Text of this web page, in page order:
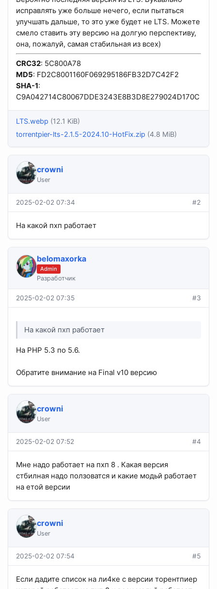
исправлять уже больше нечего, если пытаться
улучшать дальше, то это уже будет не LTS. Можете
смело ставить эту версию на долгую перспективу,
она, пожалуй, самая стабильная из всех)
CRC32: 5C800A78
MD5: FD2C8001160F069295186FB32D7C42F2
SHA-1:
C9A042714C80067DDE3243E8B3D8E279024D170C
LTS.webp (12.1 KiB)
torrentpier-lts-2.1.5-2024.10-HotFix.zip (4.8 MiB)
crowni
User
2025-02-02 07:34 #2
На какой пхп работает
belomaxorka
Admin
Разработчик
2025-02-02 07:35 #3
На какой пхп работает
На PHP 5.3 по 5.6.
Обратите внимание на Final v10 версию
crowni
User
2025-02-02 07:52 #4
Мне надо работает на пхп 8 . Какая версия
стбилная надо ползоватся и какие модьй работает
на етой версии
crowni
User
2025-02-02 07:54 #5
Если дадите список на ли4ке с версии торентпиер